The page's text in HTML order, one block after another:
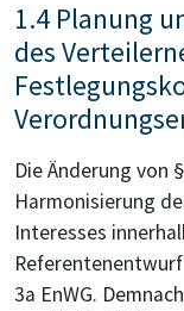
1.4 Planung
des
Die Änderung von
Harmonisierung
Interesses
3a EnWG.